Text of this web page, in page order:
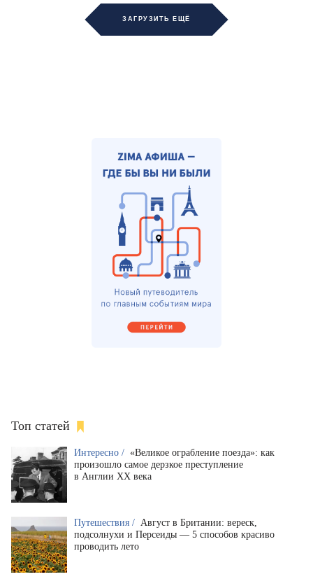
ЗАГРУЗИТЬ ЕЩЁ
Топ статей
Интересно / «Великое ограбление поезда»: как
произошло самое дерзкое преступление
в Англии XX века
Путешествия / Август в Британии: вереск,
подсолнухи и Персеиды — 5 способов красиво
проводить лето